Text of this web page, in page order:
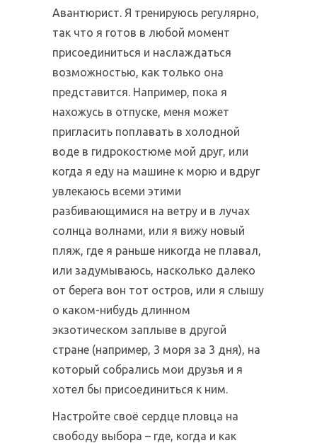
Авантюрист. Я тренируюсь регулярно,
так что я готов в любой момент
присоединиться и наслаждаться
возможностью, как только она
представится. Например, пока я
нахожусь в отпуске, меня может
пригласить поплавать в холодной
воде в гидрокостюме мой друг, или
когда я еду на машине к морю и вдруг
увлекаюсь всеми этими
разбивающимися на ветру и в лучах
солнца волнами, или я вижу новый
пляж, где я раньше никогда не плавал,
или задумываюсь, насколько далеко
от берега вон тот остров, или я слышу
о каком-нибудь длинном
экзотическом заплыве в другой
стране (например, 3 моря за 3 дня), на
который собрались мои друзья и я
хотел бы присоединиться к ним.
Настройте своё сердце пловца на
свободу выбора – где, когда и как